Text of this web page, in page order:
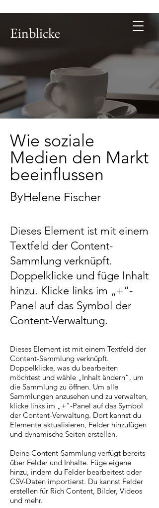
Einblicke
Wie soziale
Medien den Markt
beeinflussen
ByHelene Fischer
Dieses Element ist mit einem
Textfeld der Content-
Sammlung verknüpft.
Doppelklicke und füge Inhalt
hinzu. Klicke links im „+“-
Panel auf das Symbol der
Content-Verwaltung.
Dieses Element ist mit einem Textfeld der
Content-Sammlung verknüpft.
Doppelklicke, was du bearbeiten
möchtest und wähle „Inhalt ändern“, um
die Sammlung zu öffnen. Um alle
Sammlungen anzusehen und zu verwalten,
klicke links im „+“-Panel auf das Symbol
der Content-Verwaltung. Dort kannst du
Elemente aktualisieren, Felder hinzufügen
und dynamische Seiten erstellen.
Deine Content-Sammlung verfügt bereits
über Felder und Inhalte. Füge eigene
hinzu, indem du Felder bearbeitest oder
CSV-Daten importierst. Du kannst Felder
erstellen für Rich Content, Bilder, Videos
und mehr.